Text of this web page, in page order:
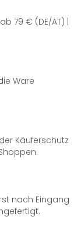
79 € (DE/AT) |
Ware
Käuferschutz
nach Eingang